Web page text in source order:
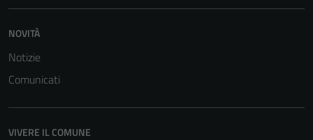
NOVITÀ
Notizie
Comunicati
VIVERE IL COMUNE